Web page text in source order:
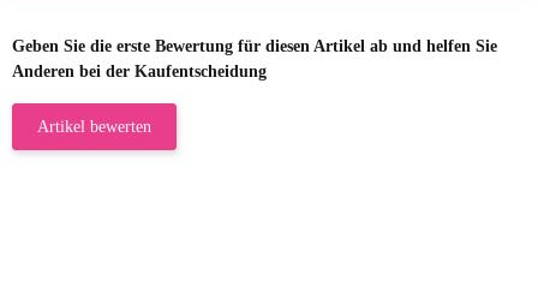
Geben Sie die erste Bewertung für diesen Artikel ab und helfen Sie
Anderen bei der Kaufentscheidung
Artikel bewerten